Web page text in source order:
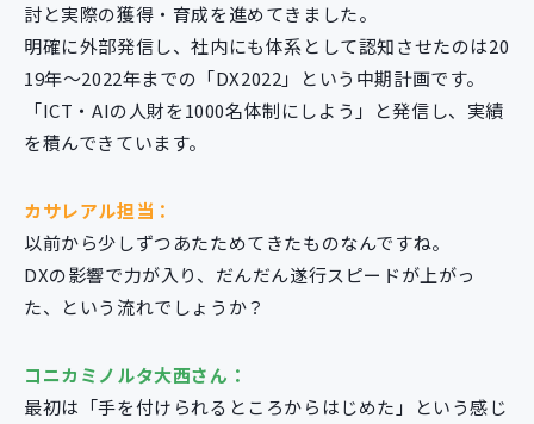
討と実際の獲得・育成を進めてきました。
明確に外部発信し、社内にも体系として認知させたのは20
19年〜2022年までの「DX2022」という中期計画です。
「ICT・AIの人財を1000名体制にしよう」と発信し、実績
を積んできています。
カサレアル担当：
以前から少しずつあたためてきたものなんですね。
DXの影響で力が入り、だんだん遂行スピードが上がっ
た、という流れでしょうか？
コニカミノルタ大西さん：
最初は「手を付けられるところからはじめた」という感じ